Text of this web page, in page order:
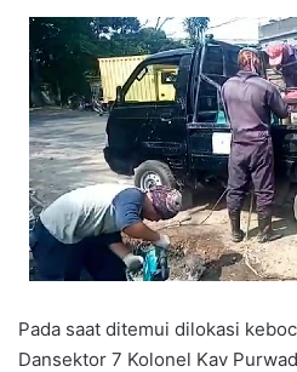
Pada saat ditemui dilokasi
Dansektor 7 Kolonel Kav